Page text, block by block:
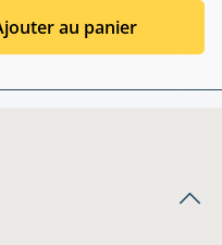
au panier